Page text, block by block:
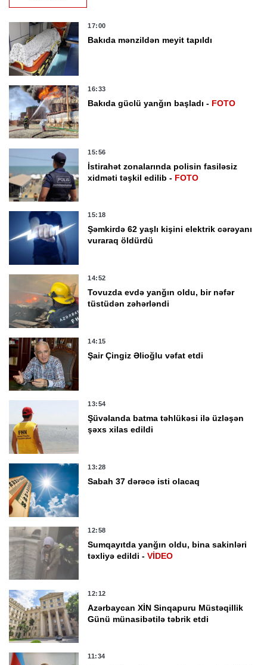
17:00
Bakıda mənzildən meyit tapıldı
16:33
Bakıda güclü yanğın başladı - FOTO
15:56
İstirahət zonalarında polisin fasiləsiz
xidməti təşkil edilib - FOTO
15:18
Şəmkirdə 62 yaşlı kişini elektrik cərəyanı
vuraraq öldürdü
14:52
Tovuzda evdə yanğın oldu, bir nəfər
tüstüdən zəhərləndi
14:15
Şair Çingiz Əlioğlu vəfat etdi
13:54
Şüvəlanda batma təhlükəsi ilə üzləşən
şəxs xilas edildi
13:28
Sabah 37 dərəcə isti olacaq
12:58
Sumqayıtda yanğın oldu, bina sakinləri
təxliyə edildi -VİDEO
12:12
Azərbaycan XİN Sinqapuru Müstəqillik
Günü münasibətilə təbrik etdi
11:34